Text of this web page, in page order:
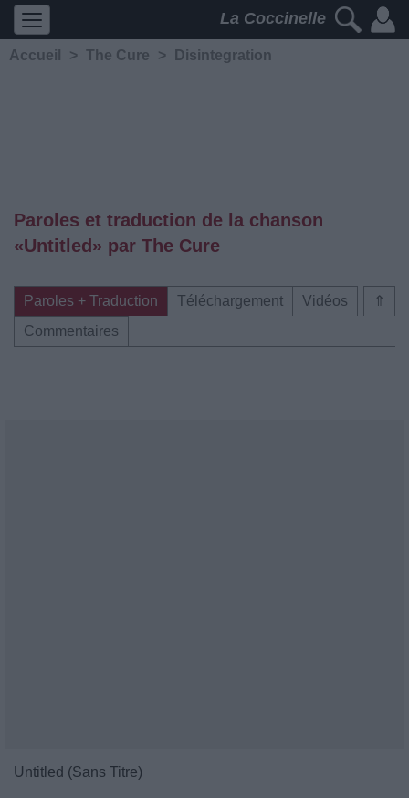
La Coccinelle
Accueil > The Cure > Disintegration
Paroles et traduction de la chanson
«Untitled» par The Cure
⇑
Paroles + Traduction Téléchargement
Vidéos
Commentaires
Untitled (Sans Titre)